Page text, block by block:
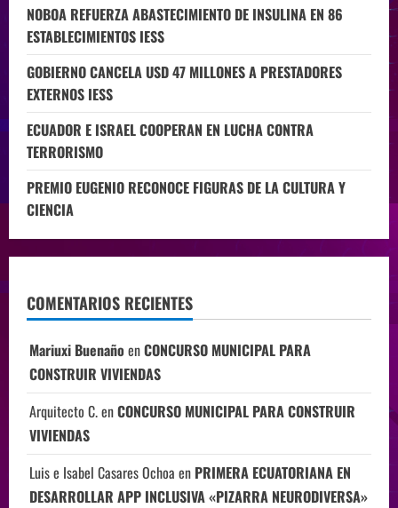
NOBOA REFUERZA ABASTECIMIENTO DE INSULINA EN 86
ESTABLECIMIENTOS IESS
GOBIERNO CANCELA USD 47 MILLONES A PRESTADORES
EXTERNOS IESS
ECUADOR E ISRAEL COOPERAN EN LUCHA CONTRA
TERRORISMO
PREMIO EUGENIO RECONOCE FIGURAS DE LA CULTURA Y
CIENCIA
COMENTARIOS RECIENTES
Mariuxi Buenaño enCONCURSO MUNICIPAL PARA
CONSTRUIR VIVIENDAS
Arquitecto C.enCONCURSO MUNICIPAL PARA CONSTRUIR
VIVIENDAS
Luis e Isabel Casares Ochoa en PRIMERA ECUATORIANA EN
DESARROLLAR APP INCLUSIVA «PIZARRA NEURODIVERSA»